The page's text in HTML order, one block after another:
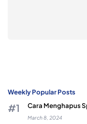
Weekly Popular Posts
Cara Menghapus
March 8, 2024